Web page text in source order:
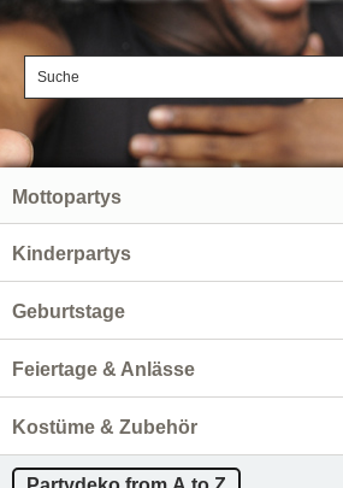
Mottopartys
Kinderpartys
Geburtstage
Feiertage & Anlässe
Kostüme & Zubehör